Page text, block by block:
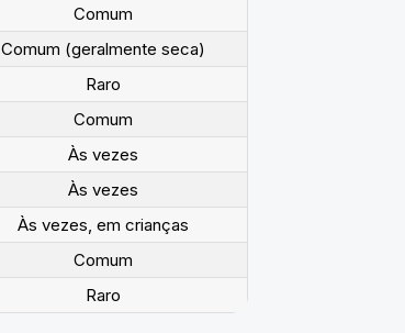
Comum
Comum (geralmente seca)
Raro
Comum
Às vezes
Às vezes
Às vezes, em crianças
Comum
Raro